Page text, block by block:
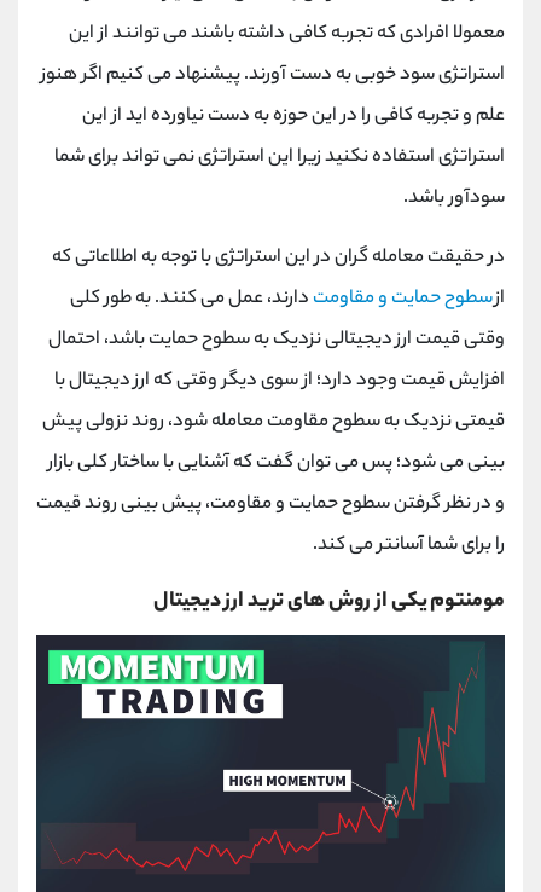
معمولا افرادی که تجربه کافی داشته باشند می توانند از این
استراتژی سود خوبی به دست آورند. پیشنهاد می کنیم اگر هنوز
علم و تجربه کافی را در این حوزه به دست نیاورده اید از این
استراتژی استفاده نکنید زیرا این استراتژی نمی تواند برای شما
سودآور باشد.
در حقیقت معامله ‌گران در این استراتژی با توجه به اطلاعاتی که
ازسطوح حمایت و مقاومت دارند، عمل می‌ کنند. به طور کلی
وقتی قیمت ارز دیجیتالی نزدیک به سطوح حمایت باشد، احتمال
افزایش قیمت وجود دارد؛ از سوی دیگر وقتی که ارز دیجیتال با
قیمتی نزدیک به سطوح مقاومت معامله شود، روند نزولی پیش
‌بینی می ‌شود؛ پس می‌ توان گفت که آشنایی با ساختار کلی بازار
و در نظر گرفتن سطوح حمایت و مقاومت، پیش‌ بینی روند قیمت
را برای شما آسانتر می‌ کند.
مومنتوم یکی از روش های ترید ارز دیجیتال